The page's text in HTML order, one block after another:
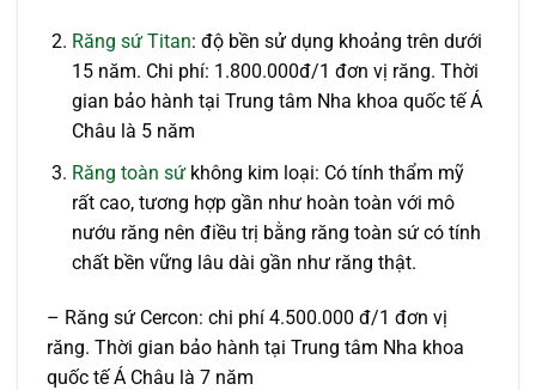
Răng sứ Titan: độ bền sử dụng khoảng trên dưới
15 năm. Chi phí: 1.800.000đ/1 đơn vị răng. Thời
gian bảo hành tại Trung tâm Nha khoa quốc tế Á
Châu là 5 năm
Răng toàn sứkhông kim loại: Có tính thẩm mỹ
rất cao, tương hợp gần như hoàn toàn với mô
nướu răng nên điều trị bằng răng toàn sứ có tính
chất bền vững lâu dài gần như răng thật.
– Răng sứ Cercon: chi phí 4.500.000 đ/1 đơn vị
răng. Thời gian bảo hành tại Trung tâm Nha khoa
quốc tế Á Châu là 7 năm